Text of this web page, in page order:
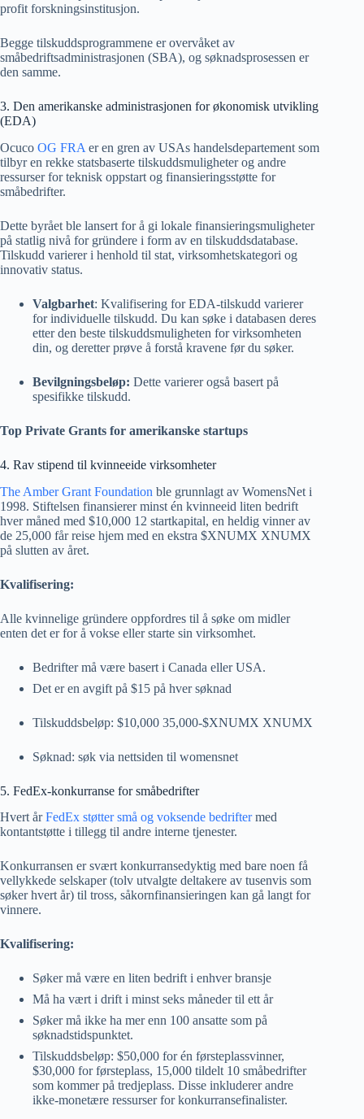
profit forskningsinstitusjon.
Begge tilskuddsprogrammene er overvåket av
småbedriftsadministrasjonen (SBA), og søknadsprosessen er
den samme.
3. Den amerikanske administrasjonen for økonomisk utvikling
(EDA)
Ocuco OG FRA er en gren av USAs handelsdepartement som
tilbyr en rekke statsbaserte tilskuddsmuligheter og andre
ressurser for teknisk oppstart og finansieringsstøtte for
småbedrifter.
Dette byrået ble lansert for å gi lokale finansieringsmuligheter
på statlig nivå for gründere i form av en tilskuddsdatabase.
Tilskudd varierer i henhold til stat, virksomhetskategori og
innovativ status.
Valgbarhet: Kvalifisering for EDA-tilskudd varierer
for individuelle tilskudd. Du kan søke i databasen deres
etter den beste tilskuddsmuligheten for virksomheten
din, og deretter prøve å forstå kravene før du søker.
Bevilgningsbeløp: Dette varierer også basert på
spesifikke tilskudd.
Top Private Grants for amerikanske startups
4. Rav stipend til kvinneeide virksomheter
The Amber Grant Foundation ble grunnlagt av WomensNet i
1998. Stiftelsen finansierer minst én kvinneeid liten bedrift
hver måned med $10,000 12 startkapital, en heldig vinner av
de 25,000 får reise hjem med en ekstra $XNUMX XNUMX
på slutten av året.
Kvalifisering:
Alle kvinnelige gründere oppfordres til å søke om midler
enten det er for å vokse eller starte sin virksomhet.
Bedrifter må være basert i Canada eller USA.
Det er en avgift på $15 på hver søknad
Tilskuddsbeløp: $10,000 35,000-$XNUMX XNUMX
Søknad: søk via nettsiden til womensnet
5. FedEx-konkurranse for småbedrifter
Hvert årFedEx støtter små og voksende bedriftermed
kontantstøtte i tillegg til andre interne tjenester.
Konkurransen er svært konkurransedyktig med bare noen få
vellykkede selskaper (tolv utvalgte deltakere av tusenvis som
søker hvert år) til tross, såkornfinansieringen kan gå langt for
vinnere.
Kvalifisering:
Søker må være en liten bedrift i enhver bransje
Må ha vært i drift i minst seks måneder til ett år
Søker må ikke ha mer enn 100 ansatte som på
søknadstidspunktet.
Tilskuddsbeløp: $50,000 for én førsteplassvinner,
$30,000 for førsteplass, 15,000 tildelt 10 småbedrifter
som kommer på tredjeplass. Disse inkluderer andre
ikke-monetære ressurser for konkurransefinalister.